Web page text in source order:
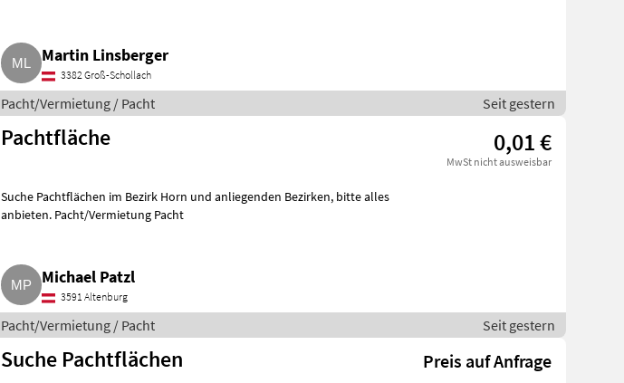
Martin Linsberger
3382 Groß-Schollach
Pacht/Vermietung / Pacht Seit gestern
Pachtfläche 0,01 €
MwSt nicht ausweisbar
Suche Pachtflächen im Bezirk Horn und anliegenden Bezirken, bitte alles
anbieten. Pacht/Vermietung Pacht
Michael Patzl
3591 Altenburg
Pacht/Vermietung / Pacht Seit gestern
Suche Pachtflächen Preis auf Anfrage